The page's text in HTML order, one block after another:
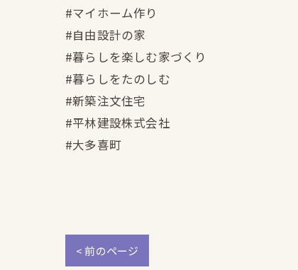
#マイホーム作り
#自由設計の家
#暮らしを楽しむ家づくり
#暮らしをたのしむ
#新築注文住宅
#平林建設株式会社
#大多喜町
< 前のページ